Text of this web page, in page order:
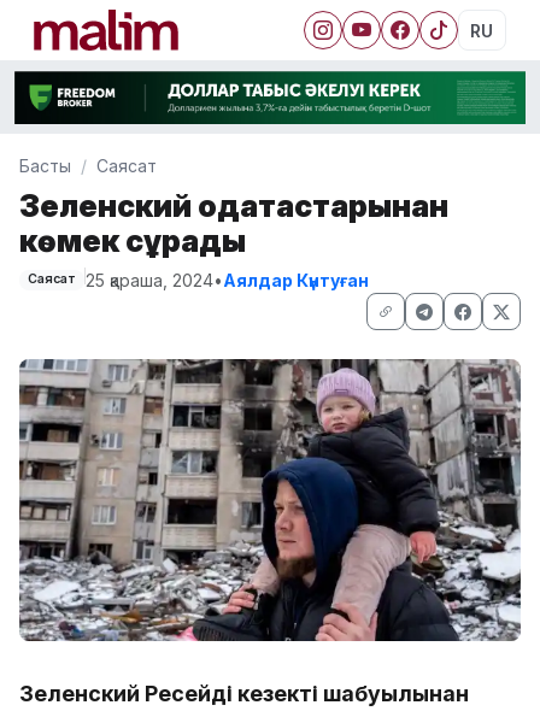
RU
Басты Саясат
Зеленский одақтастарынан
көмек сұрады
Саясат 25 қараша, 2024•Аялдар Күнтуған
Зеленский Ресейдің кезекті шабуылынан